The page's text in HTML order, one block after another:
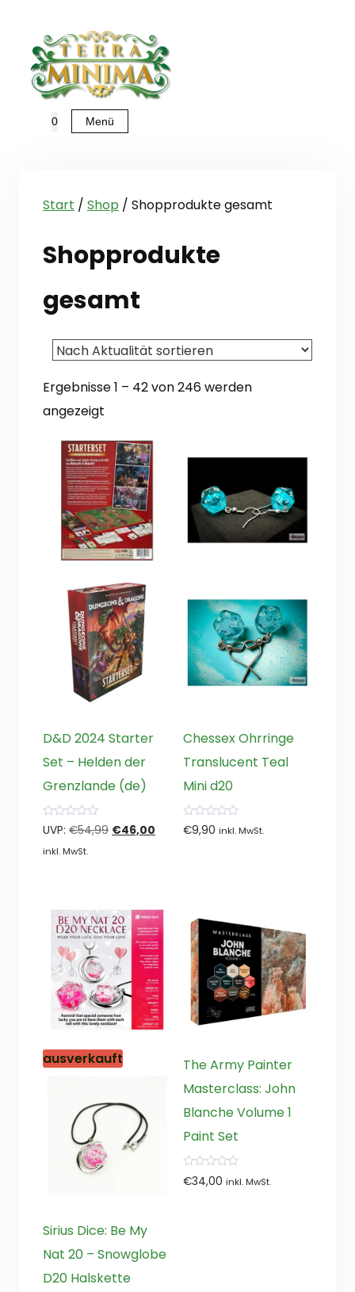
springen
0 Menü
Start / Shop / Shopprodukte gesamt
Shopprodukte
gesamt
Ergebnisse 1 – 42 von 246 werden
angezeigt
sortiert
D&D 2024 Starter
Set – Helden der
Grenzlande (de)
0
von
5
UVP: €54,99 Ursprünglicher
€46,00 Aktueller
inkl. MwSt.
Chessex Ohrringe
Translucent Teal
Mini d20
0
von
€9,90 inkl. MwSt.
ausverkauft
Sirius Dice: Be My
Nat 20 – Snowglobe
D20 Halskette
The Army Painter
Masterclass: John
Blanche Volume 1
Paint Set
0
von
€34,00 inkl. MwSt.